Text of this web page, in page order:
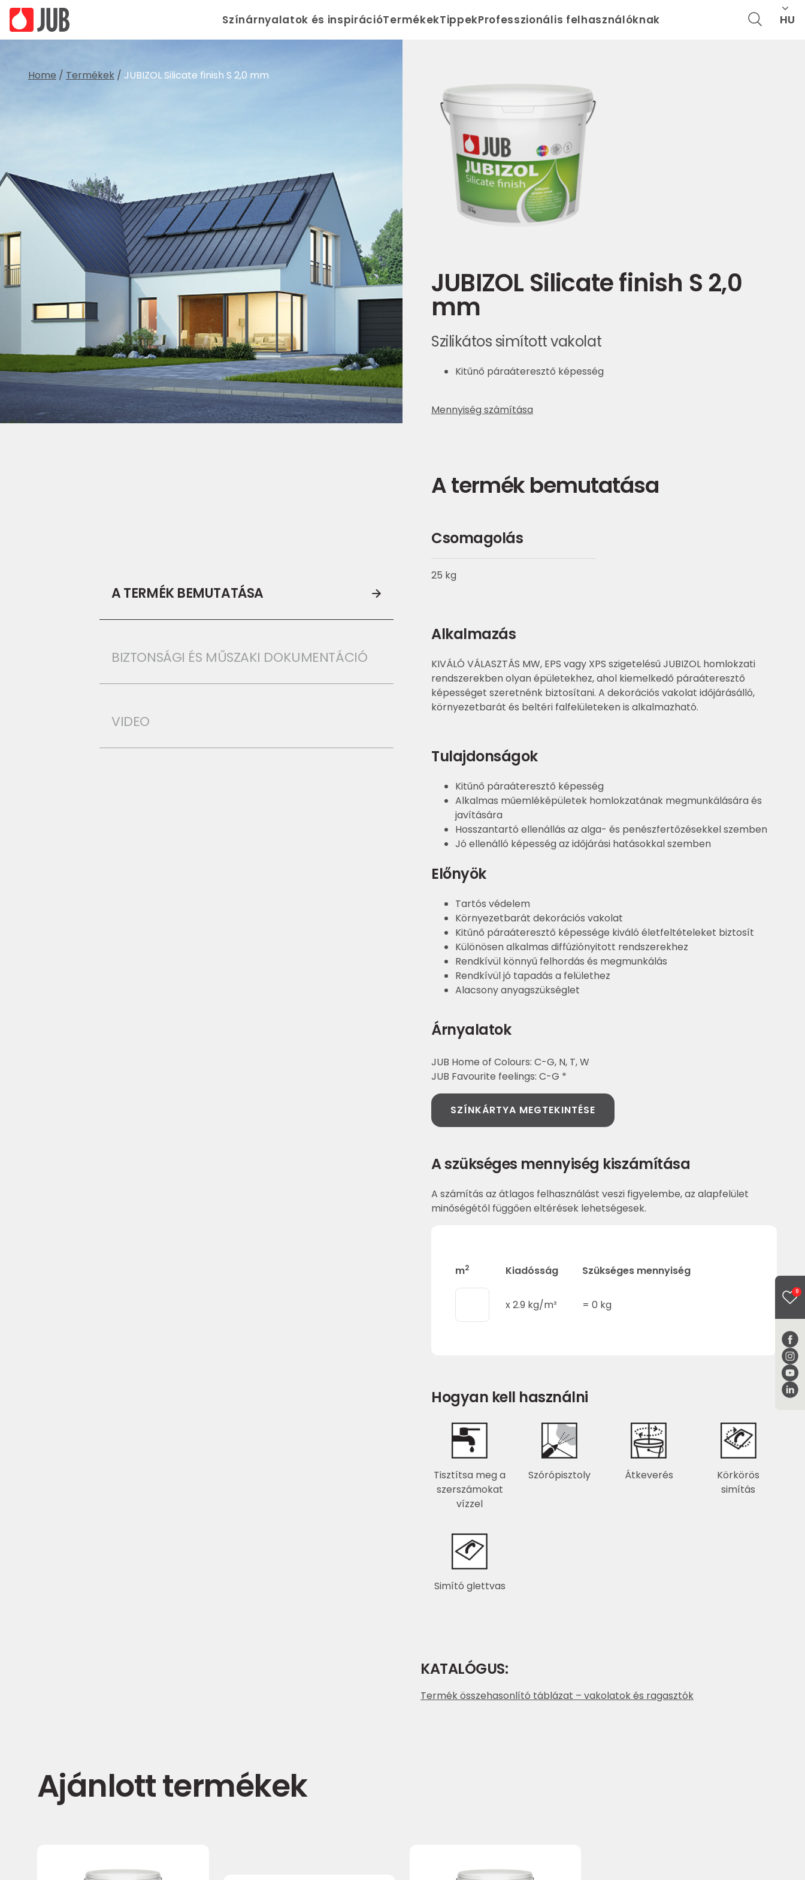
Színárnyalatok és inspirációTermékekTippekProfesszionális felhasználóknak HU
0
Home / Termékek / JUBIZOL Silicate finish S 2,0 mm
A TERMÉK BEMUTATÁSA
BIZTONSÁGI ÉS MŰSZAKI DOKUMENTÁCIÓ
VIDEO
JUBIZOL Silicate finish S 2,0
mm
Szilikátos simított vakolat
Kitűnő páraáteresztő képesség
Mennyiség számítása
A termék bemutatása
Csomagolás
25 kg
Alkalmazás
KIVÁLÓ VÁLASZTÁS MW, EPS vagy XPS szigetelésű JUBIZOL homlokzati
rendszerekben olyan épületekhez, ahol kiemelkedő páraáteresztő
képességet szeretnénk biztosítani. A dekorációs vakolat időjárásálló,
környezetbarát és beltéri falfelületeken is alkalmazható.
Tulajdonságok
Kitűnő páraáteresztő képesség
Alkalmas műemléképületek homlokzatának megmunkálására és
javítására
Hosszantartó ellenállás az alga- és penészfertőzésekkel szemben
Jó ellenálló képesség az időjárási hatásokkal szemben
Előnyök
Tartós védelem
Környezetbarát dekorációs vakolat
Kitűnő páraáteresztő képessége kiváló életfeltételeket biztosít
Különösen alkalmas diffúziónyitott rendszerekhez
Rendkívül könnyű felhordás és megmunkálás
Rendkívül jó tapadás a felülethez
Alacsony anyagszükséglet
Árnyalatok
JUB Home of Colours: C-G, N, T, W
JUB Favourite feelings: C-G *
SZÍNKÁRTYA MEGTEKINTÉSE
A szükséges mennyiség kiszámítása
A számítás az átlagos felhasználást veszi figyelembe, az alapfelület
minőségétől függően eltérések lehetségesek.
m2 Kiadósság Szükséges mennyiség
x2.9 kg/m² =0 kg
Hogyan kell használni
Tisztítsa meg a
szerszámokat
vízzel
Szórópisztoly Átkeverés
Körkörös
simítás
Simító glettvas
KATALÓGUS:
Termék összehasonlító táblázat – vakolatok és ragasztók
Ajánlott termékek